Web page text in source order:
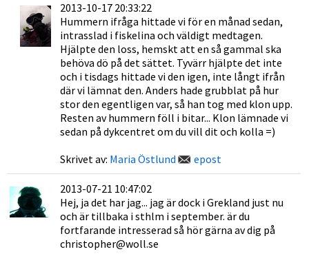
2013-10-17 20:33:22
Hummern ifråga hittade vi för en månad sedan,
intrasslad i fiskelina och väldigt medtagen.
Hjälpte den loss, hemskt att en så gammal ska
behöva dö på det sättet. Tyvärr hjälpte det inte
och i tisdags hittade vi den igen, inte långt ifrån
där vi lämnat den. Anders hade grubblat på hur
stor den egentligen var, så han tog med klon upp.
Resten av hummern föll i bitar... Klon lämnade vi
sedan på dykcentret om du vill dit och kolla =)
Skrivet av: Maria Östlund epost
2013-07-21 10:47:02
Hej, ja det har jag... jag är dock i Grekland just nu
och är tillbaka i sthlm i september. är du
fortfarande intresserad så hör gärna av dig på
christopher@woll.se